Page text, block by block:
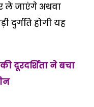
ले जाएंगे अथवा
होगी यह
दूरदर्शिता ने बचा